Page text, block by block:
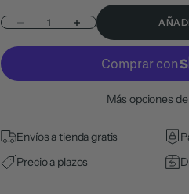
Reducir cantidadAumentar cantidad
Más opciones
Envíos a tienda gratis
Precio a plazos